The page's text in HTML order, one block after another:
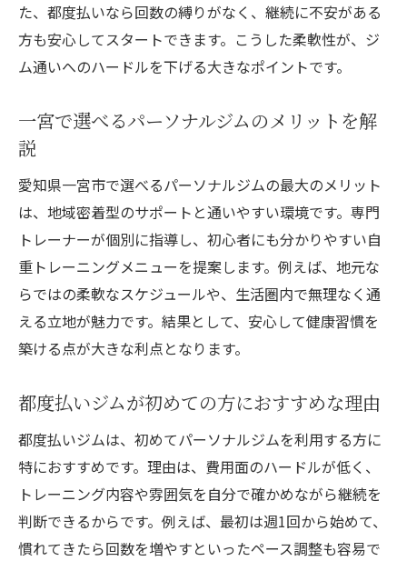
た、都度払いなら回数の縛りがなく、継続に不安がある
方も安心してスタートできます。こうした柔軟性が、ジ
ム通いへのハードルを下げる大きなポイントです。
一宮で選べるパーソナルジムのメリットを解
説
愛知県一宮市で選べるパーソナルジムの最大のメリット
は、地域密着型のサポートと通いやすい環境です。専門
トレーナーが個別に指導し、初心者にも分かりやすい自
重トレーニングメニューを提案します。例えば、地元な
らではの柔軟なスケジュールや、生活圏内で無理なく通
える立地が魅力です。結果として、安心して健康習慣を
築ける点が大きな利点となります。
都度払いジムが初めての方におすすめな理由
都度払いジムは、初めてパーソナルジムを利用する方に
特におすすめです。理由は、費用面のハードルが低く、
トレーニング内容や雰囲気を自分で確かめながら継続を
判断できるからです。例えば、最初は週1回から始めて、
慣れてきたら回数を増やすといったペース調整も容易で